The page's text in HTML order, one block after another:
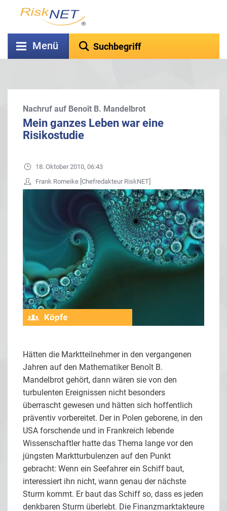
Menü
Nachruf auf Benoît B. Mandelbrot
Mein ganzes Leben war eine
Risikostudie
18. Oktober 2010, 06:43
Frank Romeike [Chefredakteur RiskNET]
Köpfe
Hätten die Marktteilnehmer in den vergangenen
Jahren auf den Mathematiker Benoît B.
Mandelbrot gehört, dann wären sie von den
turbulenten Ereignissen nicht besonders
überrascht gewesen und hätten sich hoffentlich
präventiv vorbereitet. Der in Polen geborene, in den
USA forschende und in Frankreich lebende
Wissenschaftler hatte das Thema lange vor den
jüngsten Marktturbulenzen auf den Punkt
gebracht: Wenn ein Seefahrer ein Schiff baut,
interessiert ihn nicht, wann genau der nächste
Sturm kommt. Er baut das Schiff so, dass es jeden
denkbaren Sturm überlebt. Die Finanzmarktakteure